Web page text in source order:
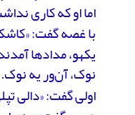
اما او که کاری
با غصه گفت:
یکهو، مدادها
نوک، آن‌ور یه نوک.
اولی گفت: «دالی